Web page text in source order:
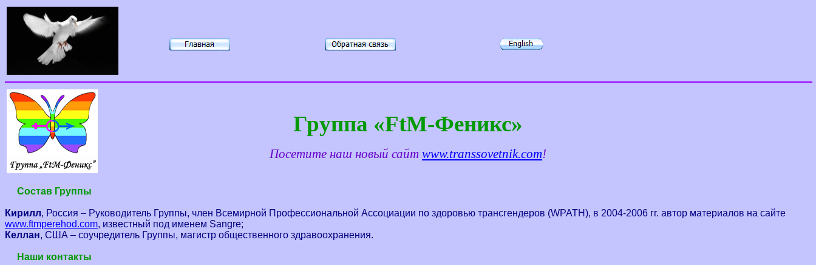
Группа «FtM-Феникс»
Посетите наш новый сайт www.transsovetnik.com!
Состав Группы
Кирилл, Россия – Руководитель Группы, член Всемирной Профессиональной Ассоциации по здоровью трансгендеров (WPATH), в 2004-2006 гг. автор материалов на сайте
www.ftmperehod.com, известный под именем Sangre;
Келлан, США – соучредитель Группы, магистр общественного здравоохранения.
Наши контакты